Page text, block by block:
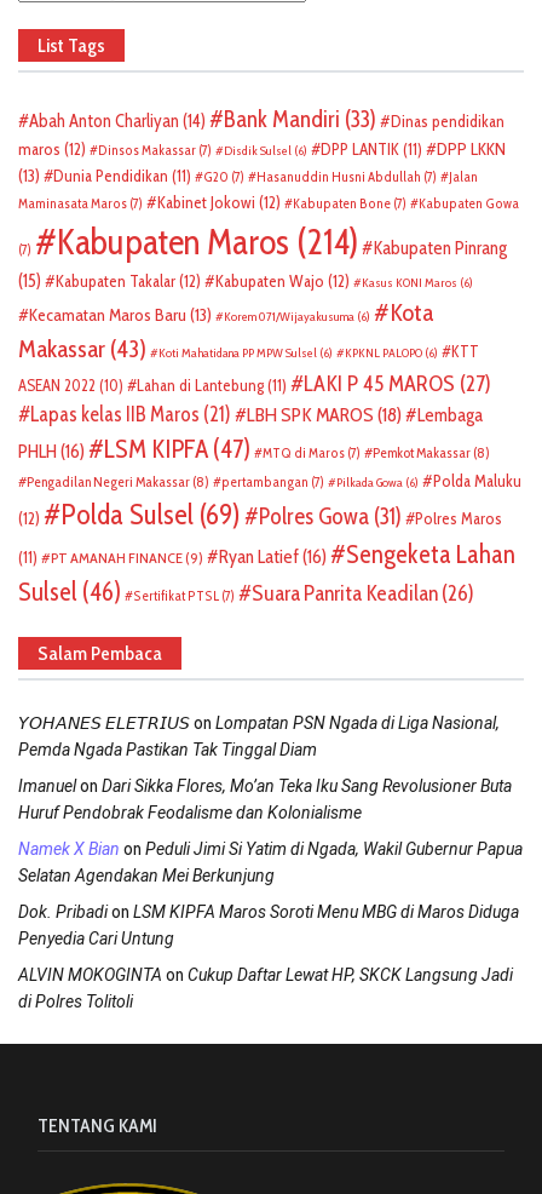
List Tags
Abah Anton Charliyan (14) Bank Mandiri (33)
Dinas pendidikan
maros (12) Dinsos Makassar (7) Disdik Sulsel (6) DPP LANTIK(11)
DPP LKKN
(13)
Dunia Pendidikan (11) G20 (7) Hasanuddin Husni Abdullah (7)
Jalan
Maminasata Maros (7) Kabinet Jokowi (12) Kabupaten Bone (7) Kabupaten Gowa
(7) Kabupaten Maros (214)
Kabupaten Pinrang
(15)
Kabupaten Takalar(12) Kabupaten Wajo (12) Kasus KONI Maros (6)
Kecamatan Maros Baru (13) Korem 071/Wijayakusuma (6)
Kota
Makassar (43) Koti Mahatidana PP MPW Sulsel (6) KPKNL PALOPO (6)
KTT
ASEAN 2022 (10) Lahan di Lantebung(11) LAKI P 45 MAROS (27)
Lapas kelas IIB Maros (21) LBH SPK MAROS (18)
Lembaga
PHLH (16) LSM KIPFA (47) MTQ di Maros (7) Pemkot Makassar (8)
Pengadilan Negeri Makassar (8) pertambangan (7) Pilkada Gowa (6)
Polda Maluku
(12)
Polda Sulsel (69) Polres Gowa (31)
Polres Maros
(11)
PT AMANAH FINANCE(9) Ryan Latief(16)
Sengeketa Lahan
Sulsel (46) Sertifikat PTSL (7) Suara Panrita Keadilan(26)
Salam Pembaca
𝘠𝘖𝘏𝘈𝘕𝘌𝘚 𝘌𝘓𝘌𝘛𝘙𝘐𝘜𝘚on Lompatan PSN Ngada di Liga Nasional,
Pemda Ngada Pastikan Tak Tinggal Diam
Imanuelon Dari Sikka Flores, Mo’an Teka Iku Sang Revolusioner Buta
Huruf Pendobrak Feodalisme dan Kolonialisme
Namek X Bian on Peduli Jimi Si Yatim di Ngada, Wakil Gubernur Papua
Selatan Agendakan Mei Berkunjung
Dok. Pribadion LSM KIPFA Maros Soroti Menu MBG di Maros Diduga
Penyedia Cari Untung
ALVIN MOKOGINTA on Cukup Daftar Lewat HP, SKCK Langsung Jadi
di Polres Tolitoli
TENTANG KAMI